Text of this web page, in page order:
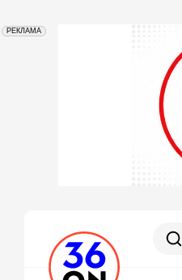
РЕКЛАМА